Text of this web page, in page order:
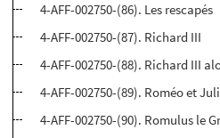
4-AFF-002750-(86). Les rescapés
4-AFF-002750-(87). Richard III
4-AFF-002750-(88). Richard III
4-AFF-002750-(89). Roméo et
4-AFF-002750-(90). Romulus le